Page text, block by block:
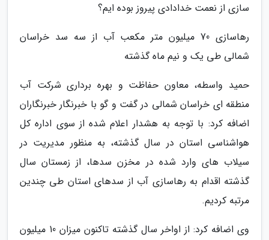
سازی از نعمت خدادادی پیروز بوده ایم؟
رهاسازی 70 میلیون متر مکعب آب از سه سد خراسان
شمالی طی یک و نیم ماه گذشته
حمید واسطه، معاون حفاظت و بهره برداری شرکت آب
منطقه ای خراسان شمالی در گفت و گو با خبرنگار خبرنگاران
اضافه کرد: با توجه به هشدار اعلام شده از سوی اداره کل
هواشناسی استان در سال گذشته، به منظور مدیریت در
سیلاب های وارد شده در مخزن سدها، از زمستان سال
گذشته اقدام به رهاسازی آب از سدهای استان طی چندین
مرتبه کردیم.
وی اضافه کرد: از اواخر سال گذشته تاکنون میزان 10 میلیون